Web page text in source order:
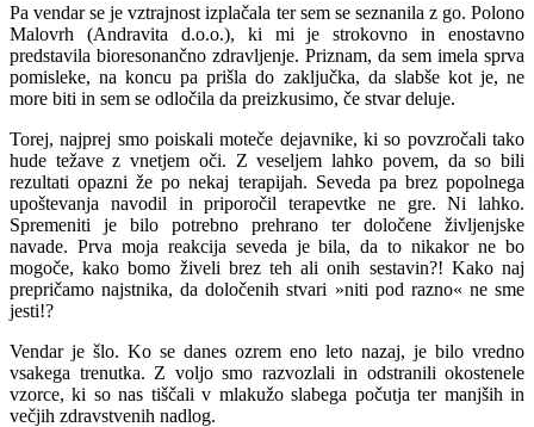
Pa vendar se je vztrajnost izplačala ter sem se seznanila z go. Polono
Malovrh (Andravita d.o.o.), ki mi je strokovno in enostavno
predstavila bioresonančno zdravljenje. Priznam, da sem imela sprva
pomisleke, na koncu pa prišla do zaključka, da slabše kot je, ne
more biti in sem se odločila da preizkusimo, če stvar deluje.
Torej, najprej smo poiskali moteče dejavnike, ki so povzročali tako
hude težave z vnetjem oči. Z veseljem lahko povem, da so bili
rezultati opazni že po nekaj terapijah. Seveda pa brez popolnega
upoštevanja navodil in priporočil terapevtke ne gre. Ni lahko.
Spremeniti je bilo potrebno prehrano ter določene življenjske
navade. Prva moja reakcija seveda je bila, da to nikakor ne bo
mogoče, kako bomo živeli brez teh ali onih sestavin?! Kako naj
prepričamo najstnika, da določenih stvari »niti pod razno« ne sme
jesti!?
Vendar je šlo. Ko se danes ozrem eno leto nazaj, je bilo vredno
vsakega trenutka. Z voljo smo razvozlali in odstranili okostenele
vzorce, ki so nas tiščali v mlakužo slabega počutja ter manjših in
večjih zdravstvenih nadlog.